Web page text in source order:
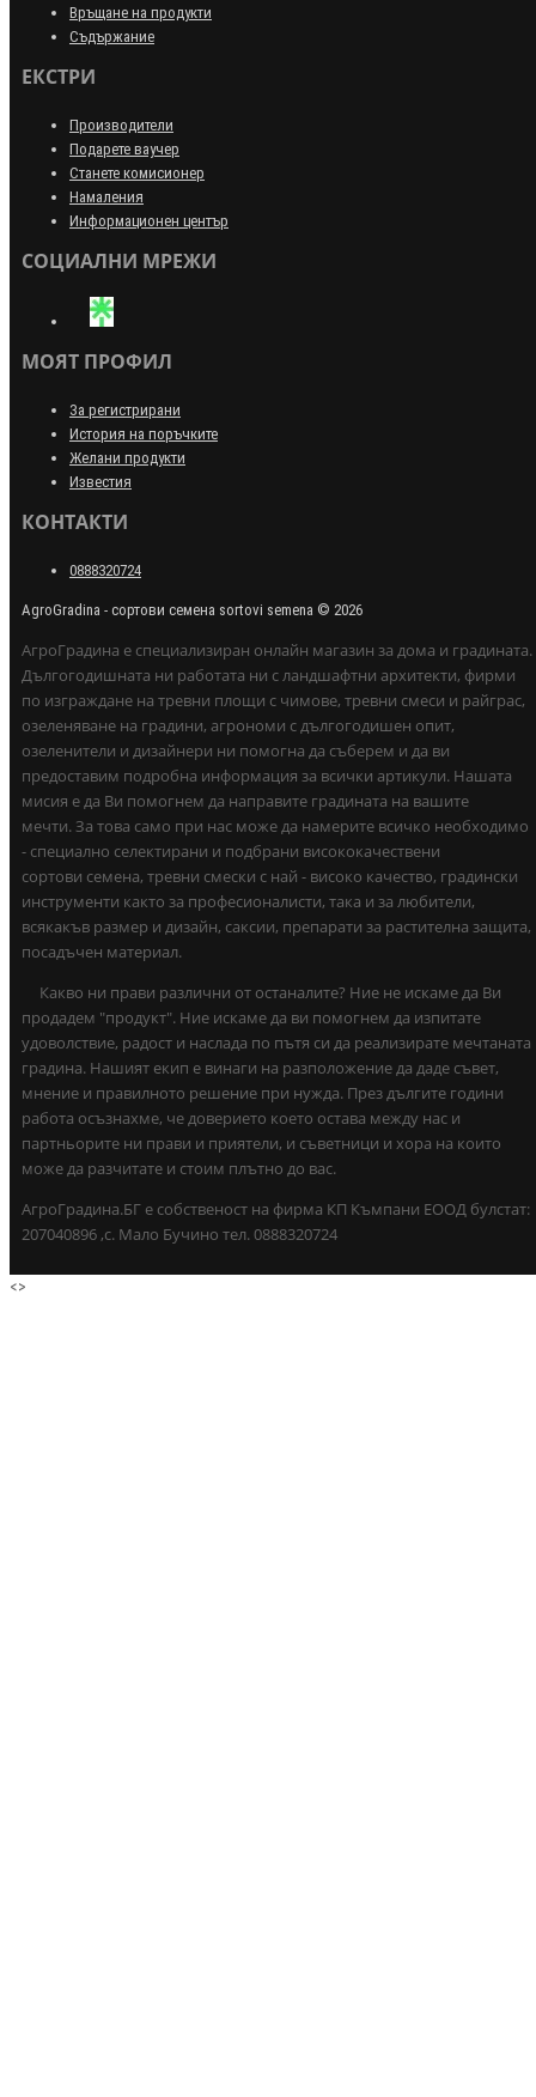
Връщане на продукти
Съдържание
ЕКСТРИ
Производители
Подарете ваучер
Станете комисионер
Намаления
Информационен център
СОЦИАЛНИ МРЕЖИ
МОЯТ ПРОФИЛ
За регистрирани
История на поръчките
Желани продукти
Известия
КОНТАКТИ
0888320724
AgroGradina - сортови семена sortovi semena © 2026
АгроГрадина е специализиран онлайн магазин за дома и градината.
Дългогодишната ни работата ни с ландшафтни архитекти, фирми
по изграждане на тревни площи с чимове, тревни смеси и райграс,
озеленяване на градини, агрономи с дългогодишен опит,
озеленители и дизайнери ни помогна да съберем и да ви
предоставим подробна информация за всички артикули. Нашата
мисия е да Ви помогнем да направите градината на вашите
мечти. За това само при нас може да намерите всичко необходимо
- специално селектирани и подбрани висококачествени
сортови семена, тревни смески с най - високо качество, градински
инструменти както за професионалисти, така и за любители,
всякакъв размер и дизайн, саксии, препарати за растителна защита,
посадъчен материал.
Какво ни прави различни от останалите? Ние не искаме да Ви
продадем "продукт". Ние искаме да ви помогнем да изпитате
удоволствие, радост и наслада по пътя си да реализирате мечтаната
градина. Нашият екип е винаги на разположение да даде съвет,
мнение и правилното решение при нужда. През дългите години
работа осъзнахме, че доверието което остава между нас и
партньорите ни прави и приятели, и съветници и хора на които
може да разчитате и стоим плътно до вас.
АгроГрадина.БГ е собственост на фирма КП Къмпани ЕООД булстат:
207040896 ,с. Мало Бучино тел. 0888320724
<>